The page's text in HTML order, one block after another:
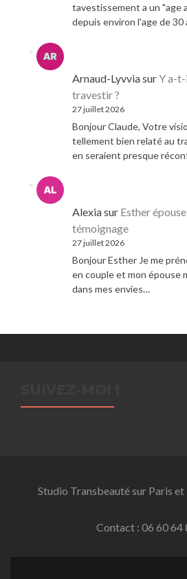
tavestissement a un "age
depuis environ l'age de 30
Arnaud-LyvviasurY a-t-
travestir ?
27 juillet 2026
Bonjour Claude, Votre
tellement bien relaté au
en seraient presque
Alexiasur Esther
témoignage
27 juillet 2026
Bonjour Esther Je me
en couple et mon épouse
dans mes envies…
Studio Transbeauté sur Paris
Contact : 06 60 64